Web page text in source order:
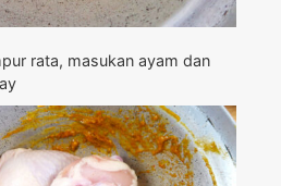
rata, masukan ayam dan